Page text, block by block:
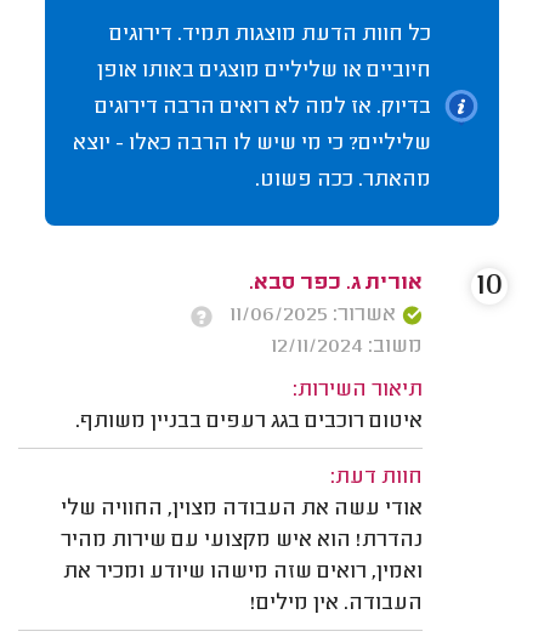
כל חוות הדעת מוצגות תמיד. דירוגים
חיוביים או שליליים מוצגים באותו אופן
בדיוק. אז למה לא רואים הרבה דירוגים
שליליים? כי מי שיש לו הרבה כאלו - יוצא
מהאתר. ככה פשוט.
אורית ג. כפר סבא.
אשרור: 11/06/2025
משוב: 12/11/2024
תיאור השירות:
איטום רוכבים בגג רעפים בבניין משותף.
חוות דעת:
אודי עשה את העבודה מצוין, החוויה שלי
נהדרת! הוא איש מקצועי עם שירות מהיר
ואמין, רואים שזה מישהו שיודע ומכיר את
העבודה. אין מילים!
10